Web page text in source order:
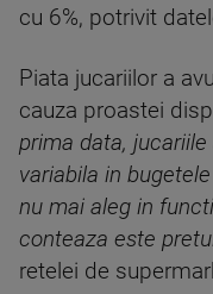
cu 6%, potrivit
Piata jucariilor a
cauza proastei
prima data,
variabila in
nu mai aleg in
conteaza este
retelei de